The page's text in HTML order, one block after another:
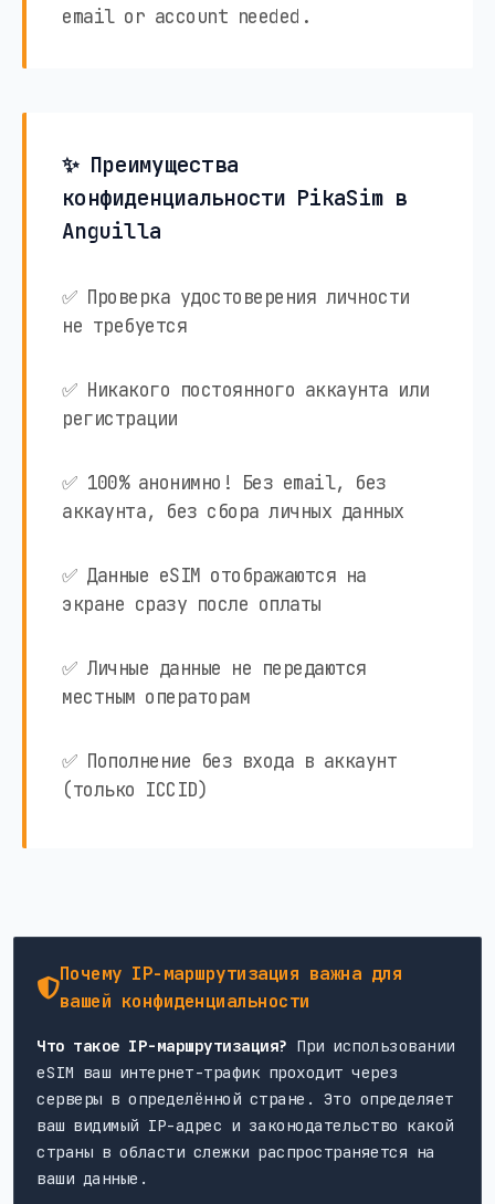
email or account needed.
✨ Преимущества
конфиденциальности PikaSim в
Anguilla
✅ Проверка удостоверения личности
не требуется
✅ Никакого постоянного аккаунта или
регистрации
✅ 100% анонимно! Без email, без
аккаунта, без сбора личных данных
✅ Данные eSIM отображаются на
экране сразу после оплаты
✅ Личные данные не передаются
местным операторам
✅ Пополнение без входа в аккаунт
(только ICCID)
Почему IP-маршрутизация важна для
вашей конфиденциальности
Что такое IP-маршрутизация? При использовании
eSIM ваш интернет-трафик проходит через
серверы в определённой стране. Это определяет
ваш видимый IP-адрес и законодательство какой
страны в области слежки распространяется на
ваши данные.